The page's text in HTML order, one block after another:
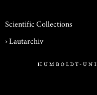
Scientific Collections
›Lautarchiv